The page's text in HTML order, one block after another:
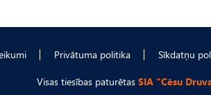
Privātuma politika Sīkdatņu
Visas tiesības paturētas SIA "Cēsu